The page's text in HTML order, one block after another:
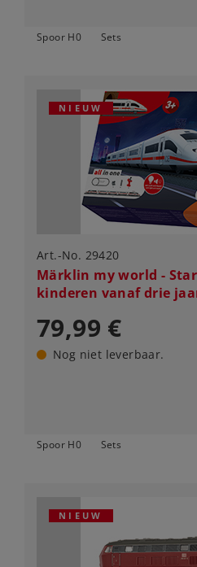
Spoor H0 Sets
NIEUW
Art.-No. 29420
Märklin my world -
kinderen vanaf drie
79,99 €
Nog niet leverbaar.
Spoor H0 Sets
NIEUW